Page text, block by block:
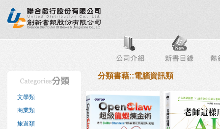
榜 出版社專區 書店專區 目錄下載 會員服務
文學類
商業類
旅遊類
分類書藉::電腦資訊類